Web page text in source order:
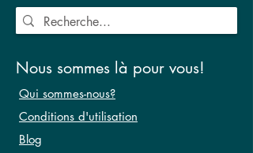
Nous sommes là pour vous!
Qui sommes-nous?
Conditions d'utilisation
Blog